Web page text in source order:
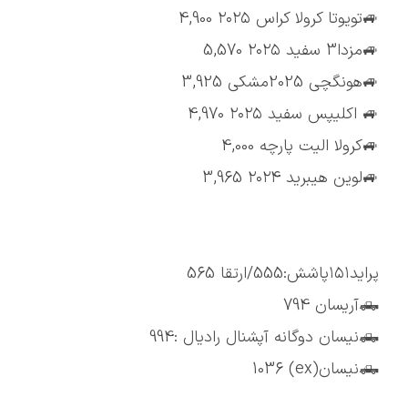
🚙تویوتا کرولا کراس ۲۰۲۵ 4,900
🚙مزدا3 سفید ۲۰۲۵ 5,570
🚙هونگچی 2025مشکی 3,925
🚙 اکلیپس سفید ۲۰۲۵ 4,970
🚙کرولا الیت پارچه 4,000
🚙لوین هیبرید ۲۰۲۴ 3,965
پراید۱۵۱پاشش:555/ارتقا 565
🛻آریسان 794
🛻نیسان دوگانه آپشنال رادیال :994
🛻نیسان(ex) 1036